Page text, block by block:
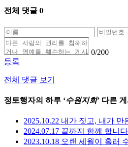
전체 댓글 0
0/200
등록
전체 댓글 보기
정토행자의 하루 ‘수원지회’ 다른
2025.10.22 내가 짓고, 내가 만
2024.07.17 끝까지 함께 합니
2023.10.18 오랜 세월이 흘러